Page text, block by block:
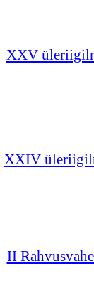
XXV
XXIV
II